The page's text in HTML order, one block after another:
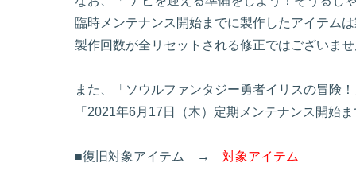
臨時メンテナンス開始までに製作したアイテム
製作回数が全リセットされる修正ではございま
また、「ソウルファンタジー勇者イリスの冒険
「2021年6月17日（木）定期メンテナンス開始
■復旧対象アイテム → 対象アイテム